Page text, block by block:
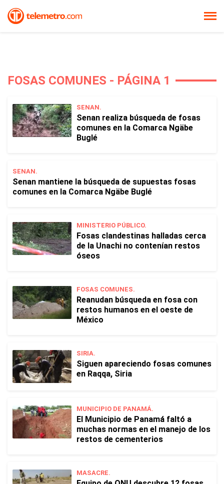
FOSAS COMUNES - PÁGINA 1
SENAN.
Senan realiza búsqueda de fosas
comunes en la Comarca Ngäbe
Buglé
SENAN.
Senan mantiene la búsqueda de supuestas fosas
comunes en la Comarca Ngäbe Buglé
MINISTERIO PÚBLICO.
Fosas clandestinas halladas cerca
de la Unachi no contenían restos
óseos
FOSAS COMUNES.
Reanudan búsqueda en fosa con
restos humanos en el oeste de
México
SIRIA.
Siguen apareciendo fosas comunes
en Raqqa, Siria
MUNICIPIO DE PANAMÁ.
El Municipio de Panamá faltó a
muchas normas en el manejo de los
restos de cementerios
MASACRE.